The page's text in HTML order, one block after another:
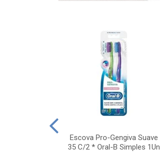
Escova Pro-Gengiva Suave
35 C/2 * Oral-B Simples 1Un